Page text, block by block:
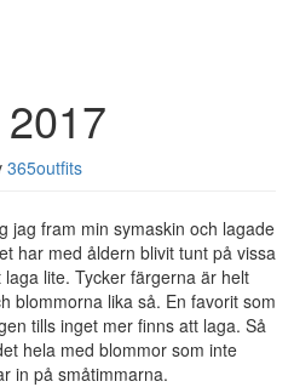
365outfits
jag fram min symaskin och lagade
har med åldern blivit tunt på vissa
lite. Tycker färgerna är helt
blommorna lika så. En favorit som
tills inget mer finns att laga. Så
hela med blommor som inte
in på småtimmarna.